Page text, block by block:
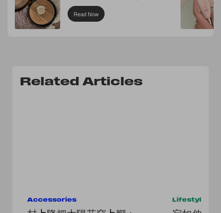
Read Now
Related Articles
Accessories Lifestyle